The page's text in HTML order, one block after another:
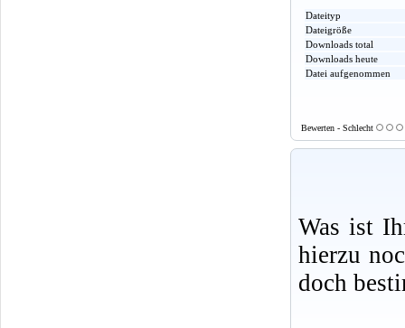
Dateityp
Dateigröße
Downloads total
Downloads heute
Datei aufgenommen
Bewerten - Schlecht
Was ist
hierzu
doch